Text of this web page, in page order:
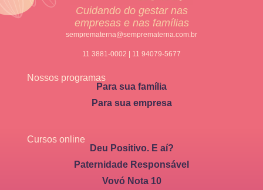
Cuidando do gestar nas
empresas e nas famílias
semprematerna@semprematerna.com.br
11 3881-0002 | 11 94079-5677
Nossos programas
Para sua família
Para sua empresa
Cursos online
Deu Positivo. E aí?
Paternidade Responsável
Vovó Nota 10